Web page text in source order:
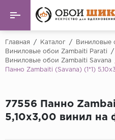
Назад
Виниловые обои
Флоковые обои
Главная / Каталог / Виниловые
Виниловые обои Zambaiti Parati
/
Виниловые обои Zambaiti Savana
Панно Zambaiti (Savana) (1*1)
77556 Панно
5,10х3,00 винил на